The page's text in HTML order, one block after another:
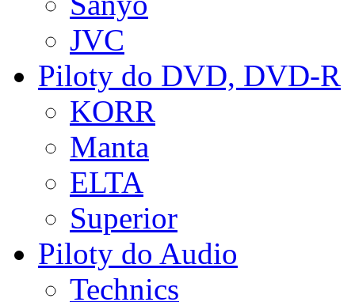
JVC
Piloty do DVD, DVD-R
KORR
Manta
ELTA
Superior
Piloty do Audio
Technics